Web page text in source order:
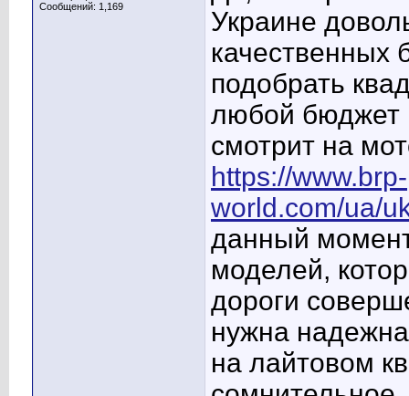
Сообщений: 1,169
Украине
качественных
подобрать
любой бюджет
смотрит на
https://www.brp-
world.com/ua/
данный
моделей,
дороги
нужна
на лайтовом